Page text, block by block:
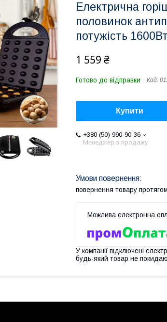
Електрична
половинок
потужість 1600Вт
1 559 ₴
Готово до відправки Код:
Купити
+380 (50) 990-90-36
Менеджер з продажу
повернення товару
У компанії підключені
будь-який товар не